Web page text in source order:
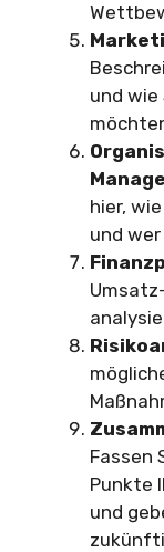
und wie
hier,
und
Fassen
Punkte
und